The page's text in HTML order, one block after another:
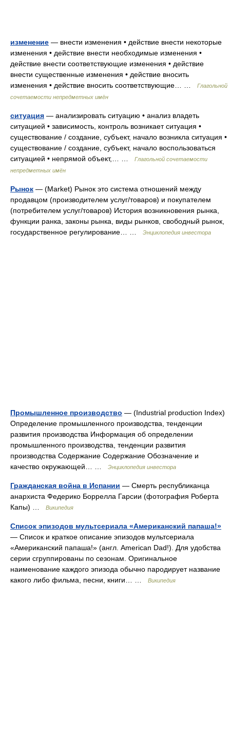
изменение — внести изменения • действие внести некоторые
изменения • действие внести необходимые изменения •
действие внести соответствующие изменения • действие
внести существенные изменения • действие вносить
изменения • действие вносить соответствующие… …
Глагольной
сочетаемости непредметных имён
ситуация — анализировать ситуацию • анализ владеть
ситуацией • зависимость, контроль возникает ситуация •
существование / создание, субъект, начало возникла ситуация •
существование / создание, субъект, начало воспользоваться
ситуацией • непрямой объект,… …
Глагольной сочетаемости
непредметных имён
Рынок — (Market) Рынок это система отношений между
продавцом (производителем услуг/товаров) и покупателем
(потребителем услуг/товаров) История возникновения рынка,
функции ранка, законы рынка, виды рынков, свободный рынок,
государственное регулирование… …
Энциклопедия инвестора
Промышленное производство — (Industrial production Index)
Определение промышленного производства, тенденции
развития производства Информация об определении
промышленного производства, тенденции развития
производства Содержание Содержание Обозначение и
качество окружающей… …
Энциклопедия инвестора
Гражданская война в Испании — Смерть республиканца
анархиста Федерико Боррелла Гарсии (фотография Роберта
Капы) …
Википедия
Список эпизодов мультсериала «Американский папаша!»
— Список и краткое описание эпизодов мультсериала
«Американский папаша!» (англ. American Dad!). Для удобства
серии сгруппированы по сезонам. Оригинальное
наименование каждого эпизода обычно пародирует название
какого либо фильма, песни, книги… …
Википедия